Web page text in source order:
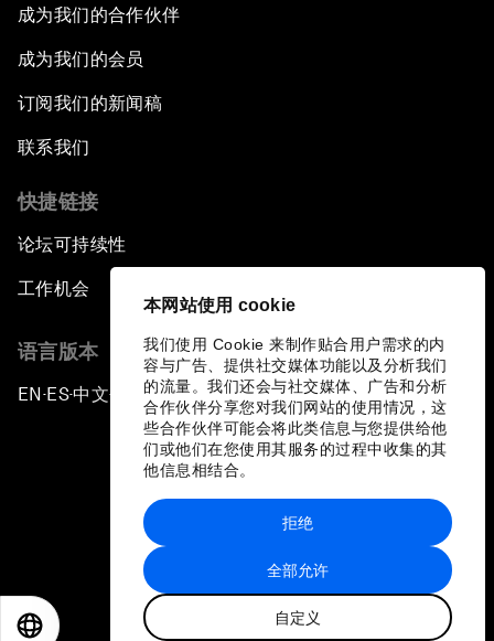
本网站使用 cookie
我们使用 Cookie 来制作贴合用户需求的内
容与广告、提供社交媒体功能以及分析我们
的流量。我们还会与社交媒体、广告和分析
合作伙伴分享您对我们网站的使用情况，这
些合作伙伴可能会将此类信息与您提供给他
们或他们在您使用其服务的过程中收集的其
他信息相结合。
全部允许
自定义
拒绝
成为我们的合作伙伴
成为我们的会员
订阅我们的新闻稿
联系我们
快捷链接
论坛可持续性
工作机会
语言版本
EN ▪ES▪中文▪ 日本語
站点地图
世界经济论坛